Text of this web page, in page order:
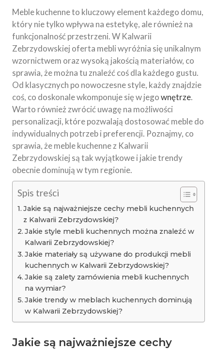
Meble kuchenne to kluczowy element każdego domu,
który nie tylko wpływa na estetykę, ale również na
funkcjonalność przestrzeni. W Kalwarii
Zebrzydowskiej oferta mebli wyróżnia się unikalnym
wzornictwem oraz wysoką jakością materiałów, co
sprawia, że można tu znaleźć coś dla każdego gustu.
Od klasycznych po nowoczesne style, każdy znajdzie
coś, co doskonale wkomponuje się w jegownętrze.
Warto również zwrócić uwagę na możliwości
personalizacji, które pozwalają dostosować meble do
indywidualnych potrzeb i preferencji. Poznajmy, co
sprawia, że meble kuchenne z Kalwarii
Zebrzydowskiej są tak wyjątkowe i jakie trendy
obecnie dominują w tym regionie.
Spis treści
Jakie są najważniejsze cechy mebli kuchennych
z Kalwarii Zebrzydowskiej?
Jakie style mebli kuchennych można znaleźć w
Kalwarii Zebrzydowskiej?
Jakie materiały są używane do produkcji mebli
kuchennych w Kalwarii Zebrzydowskiej?
Jakie są zalety zamówienia mebli kuchennych
na wymiar?
Jakie trendy w meblach kuchennych dominują
w Kalwarii Zebrzydowskiej?
Jakie są najważniejsze cechy